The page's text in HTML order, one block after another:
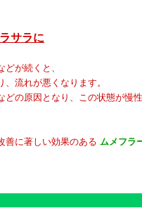
サラに
が続くと、
れが悪くなります。
因となり、この状態が慢性
善に著しい効果のある ムメフラ